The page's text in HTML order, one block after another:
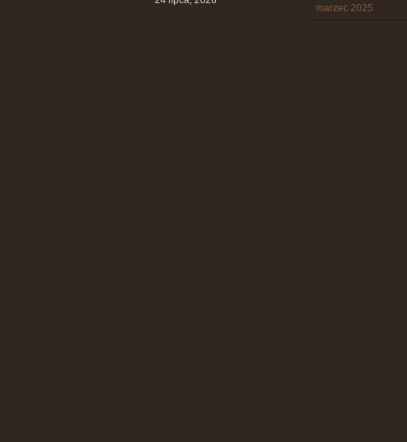
marzec 2025